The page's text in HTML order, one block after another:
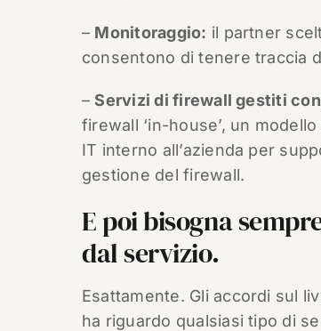
– Monitoraggio: il partner
consentono di tenere traccia
–Servizi di firewall gestiti
firewall ‘in-house’, un
IT interno all’azienda per
gestione del firewall.
E poi bisogna
dal servizio.
Esattamente. Gli accordi sul
ha riguardo qualsiasi tipo di